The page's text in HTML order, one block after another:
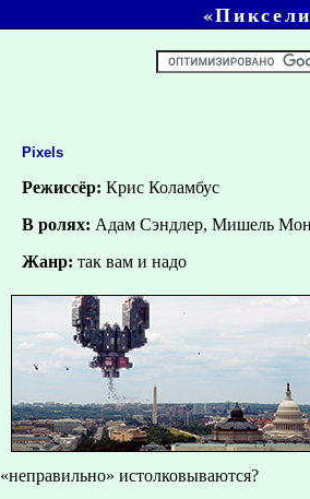
Pixels
Режиссёр: Крис Коламбус
В ролях: Адам Сэндлер, Мишель
Жанр: так вам и надо
«неправильно» истолковываются?